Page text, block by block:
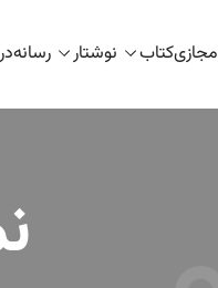
کتاب نوشتار رسانه